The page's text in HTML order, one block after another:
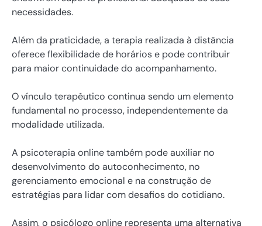
necessidades.
Além da praticidade, a terapia realizada à distância
oferece flexibilidade de horários e pode contribuir
para maior continuidade do acompanhamento.
O vínculo terapêutico continua sendo um elemento
fundamental no processo, independentemente da
modalidade utilizada.
A psicoterapia online também pode auxiliar no
desenvolvimento do autoconhecimento, no
gerenciamento emocional e na construção de
estratégias para lidar com desafios do cotidiano.
Assim, o psicólogo online representa uma alternativa